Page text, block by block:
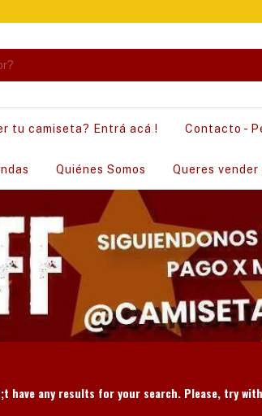
tu camiseta? Entrá acá ! Contacto -
Quiénes Somos Queres
have any results for your search. Please, try